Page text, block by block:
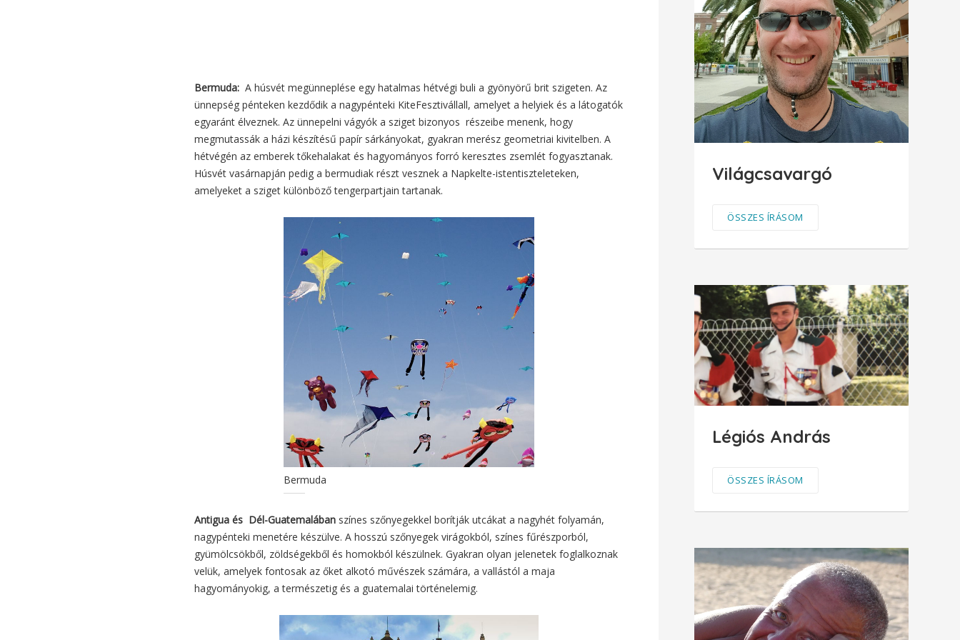
Bermuda: A húsvét megünneplése egy hatalmas hétvégi buli a gyönyörű brit szigeten. Az
ünnepség pénteken kezdődik a nagypénteki KiteFesztivállall, amelyet a helyiek és a látogatók
egyaránt élveznek. Az ünnepelni vágyók a sziget bizonyos részeibe menenk, hogy
megmutassák a házi készítésű papír sárkányokat, gyakran merész geometriai kivitelben. A
hétvégén az emberek tőkehalakat és hagyományos forró keresztes zsemlét fogyasztanak.
Húsvét vasárnapján pedig a bermudiak részt vesznek a Napkelte-istentiszteleteken,
amelyeket a sziget különböző tengerpartjain tartanak.
Bermuda
Antigua és Dél-Guatemalában színes szőnyegekkel borítják utcákat a nagyhét folyamán,
nagypénteki menetére készülve. A hosszú szőnyegek virágokból, színes fűrészporból,
gyümölcsökből, zöldségekből és homokból készülnek. Gyakran olyan jelenetek foglalkoznak
velük, amelyek fontosak az őket alkotó művészek számára, a vallástól a maja
hagyományokig, a természetig és a guatemalai történelemig.
Világcsavargó
ÖSSZES ÍRÁSOM
Légiós András
ÖSSZES ÍRÁSOM